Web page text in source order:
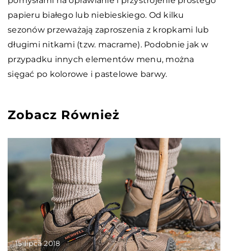
papieru białego lub niebieskiego. Od kilku
sezonów przeważają zaproszenia z kropkami lub
długimi nitkami (tzw. macrame). Podobnie jak w
przypadku innych elementów menu, można
sięgać po kolorowe i pastelowe barwy.
Zobacz Również
15 lipca 2018